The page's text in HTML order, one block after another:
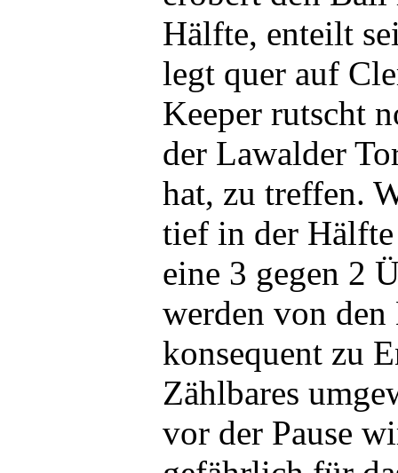
Hälfte, enteilt
legt quer auf
Keeper rutscht
der Lawalder
hat, zu treffen.
tief in der
eine 3 gegen 2
werden von
konsequent zu
Zählbares
vor der Pause